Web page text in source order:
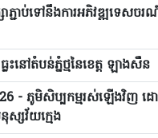
សាភ្ជាប់ទៅនឹងការអភិវឌ្ឍទេសច
ះនៅតំបន់ភ្នំថ្មនៃខេត្ត ឡាងសឺន
- ភូមិសិប្បកម្មរស់ឡើងវិញ ដ
ស្សវ័យក្មេង